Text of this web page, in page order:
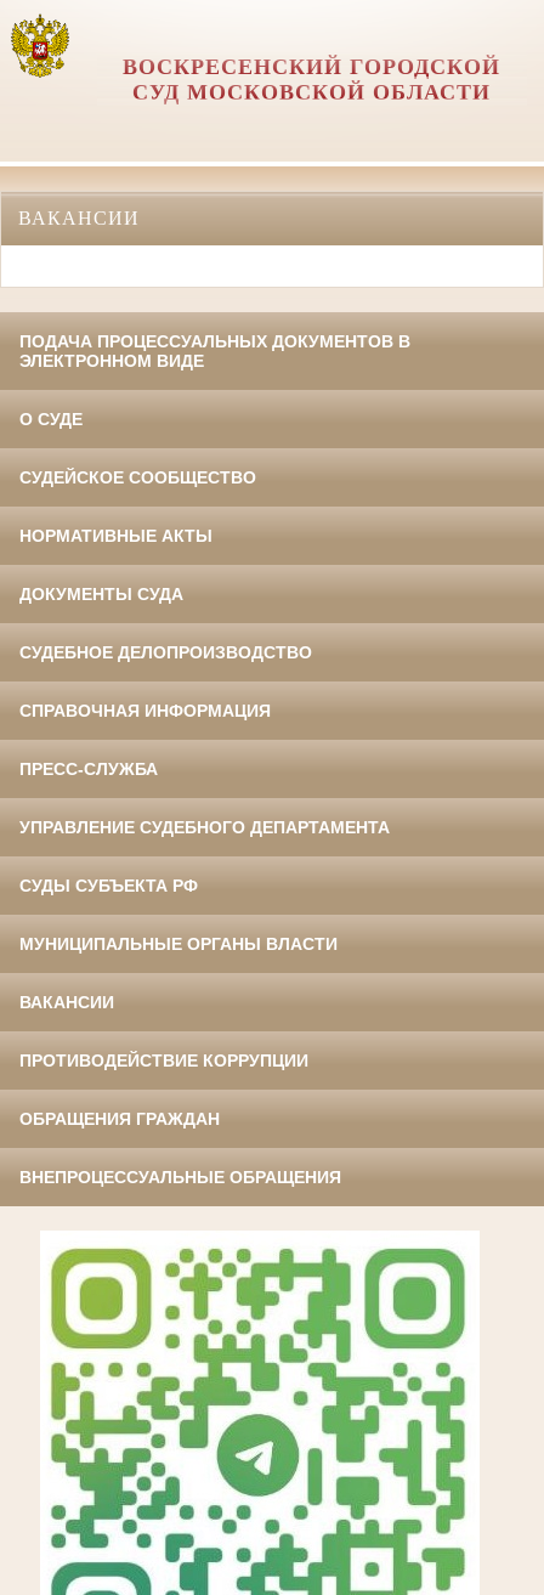
ВОСКРЕСЕНСКИЙ ГОРОДСКОЙ
СУД МОСКОВСКОЙ ОБЛАСТИ
ВАКАНСИИ
ПОДАЧА ПРОЦЕССУАЛЬНЫХ ДОКУМЕНТОВ В
ЭЛЕКТРОННОМ ВИДЕ
О СУДЕ
СУДЕЙСКОЕ СООБЩЕСТВО
НОРМАТИВНЫЕ АКТЫ
ДОКУМЕНТЫ СУДА
СУДЕБНОЕ ДЕЛОПРОИЗВОДСТВО
СПРАВОЧНАЯ ИНФОРМАЦИЯ
ПРЕСС-СЛУЖБА
УПРАВЛЕНИЕ СУДЕБНОГО ДЕПАРТАМЕНТА
СУДЫ СУБЪЕКТА РФ
МУНИЦИПАЛЬНЫЕ ОРГАНЫ ВЛАСТИ
ВАКАНСИИ
ПРОТИВОДЕЙСТВИЕ КОРРУПЦИИ
ОБРАЩЕНИЯ ГРАЖДАН
ВНЕПРОЦЕССУАЛЬНЫЕ ОБРАЩЕНИЯ